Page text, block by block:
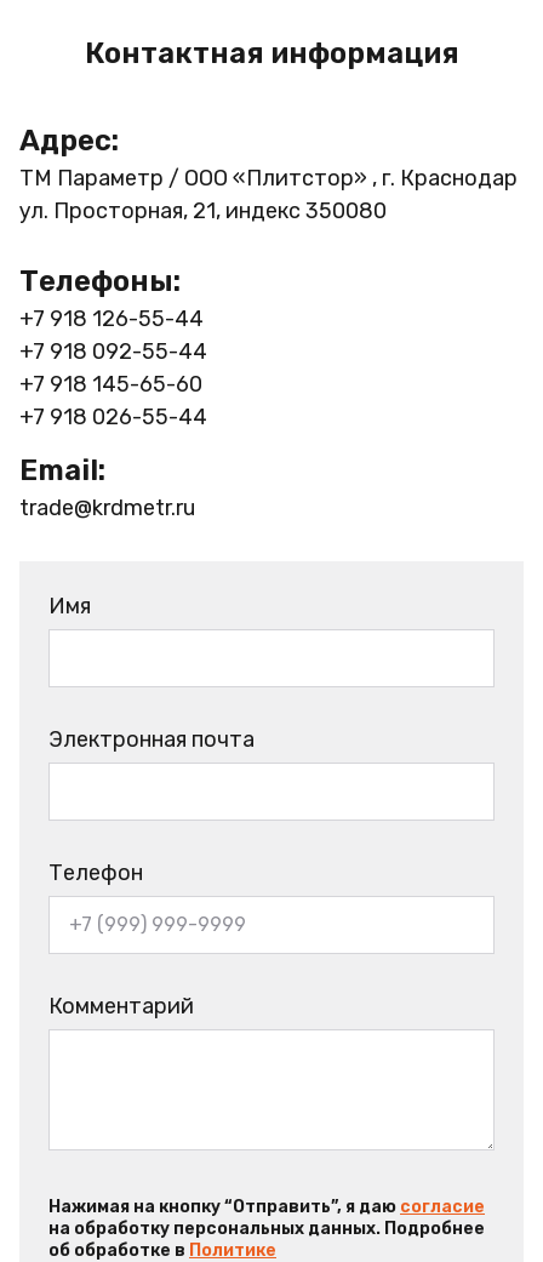
Контактная информация
Адрес:
ТМ Параметр / ООО «Плитстор» , г. Краснодар
ул. Просторная, 21, индекс 350080
Телефоны:
+7 918 126-55-44
+7 918 092-55-44
+7 918 145-65-60
+7 918 026-55-44
Email:
trade@krdmetr.ru
Имя
Электронная почта
Телефон
Комментарий
Нажимая на кнопку “Отправить”, я даю согласие
на обработку персональных данных. Подробнее
об обработке в Политике